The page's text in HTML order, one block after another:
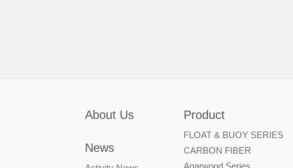
About Us
News
Product
FLOAT & BUOY SERIES
CARBON FIBER
Agarwood Series